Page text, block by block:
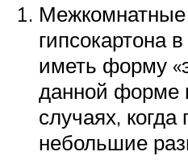
Межкомнатные
гипсокартона
иметь форму
данной форме
случаях,
небольшие